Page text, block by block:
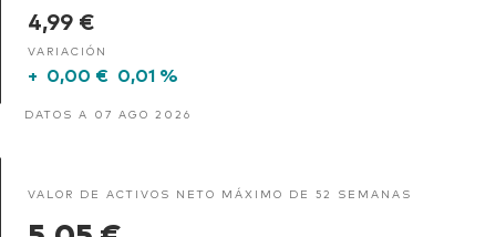
4,99 €
VARIACIÓN
+ 0,00 € 0,01 %
DATOS A 07 AGO 2026
VALOR DE ACTIVOS NETO MÁXIMO DE 52 SEMANAS